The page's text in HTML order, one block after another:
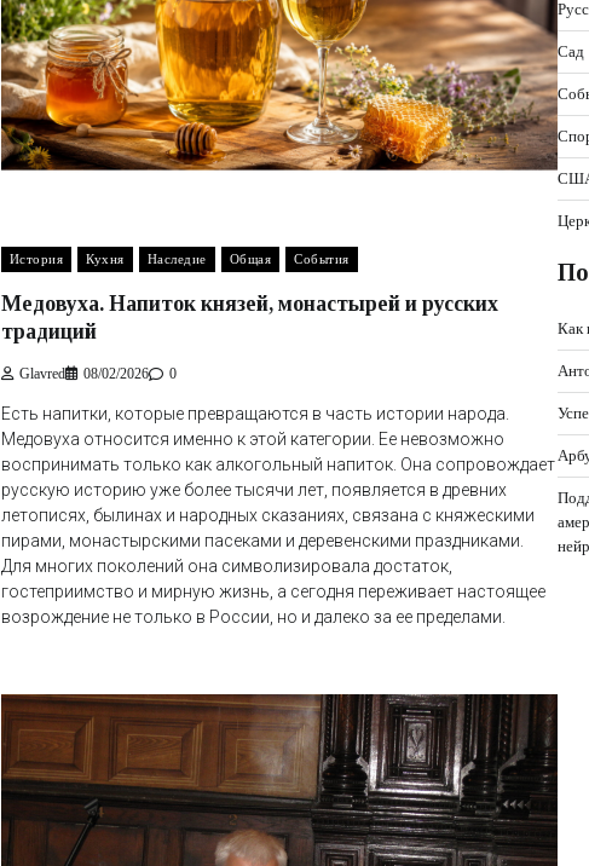
История Кухня Наследие Общая События
Медовуха. Напиток князей, монастырей и русских
традиций
Glavred 08/02/2026 0
Есть напитки, которые превращаются в часть истории народа.
Медовуха относится именно к этой категории. Ее невозможно
воспринимать только как алкогольный напиток. Она сопровождает
русскую историю уже более тысячи лет, появляется в древних
летописях, былинах и народных сказаниях, связана с княжескими
пирами, монастырскими пасеками и деревенскими праздниками.
Для многих поколений она символизировала достаток,
гостеприимство и мирную жизнь, а сегодня переживает настоящее
возрождение не только в России, но и далеко за ее пределами.
Сад
Как